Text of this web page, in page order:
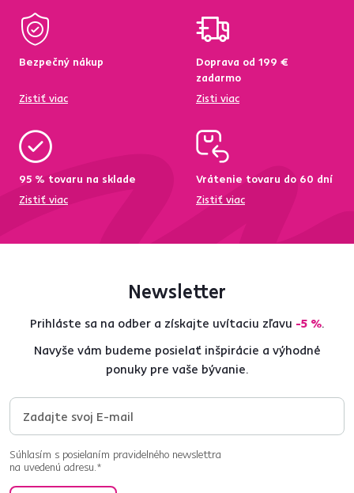
Bezpečný nákup
Zistiť viac
Doprava od 199 €
zadarmo
Zisti viac
95 % tovaru na sklade
Zistiť viac
Vrátenie tovaru do 60 dní
Zistiť viac
Newsletter
Prihláste sa na odber a získajte uvítaciu zľavu -5 %.
Navyše vám budeme posielať inšpirácie a výhodné
ponuky pre vaše bývanie.
Súhlasím s posielaním pravidelného newslettra
na uvedenú adresu.*